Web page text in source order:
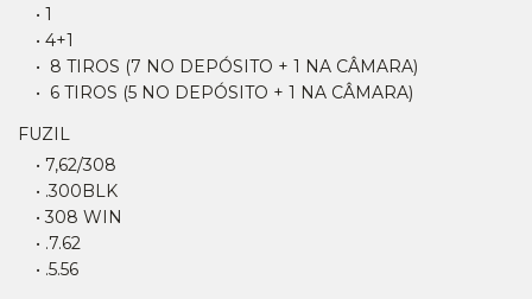
• 1
• 4+1
• 8 TIROS (7 NO DEPÓSITO + 1 NA CÂMARA)
• 6 TIROS (5 NO DEPÓSITO + 1 NA CÂMARA)
FUZIL
• 7,62/308
• .300BLK
• 308 WIN
• .7.62
• .5.56